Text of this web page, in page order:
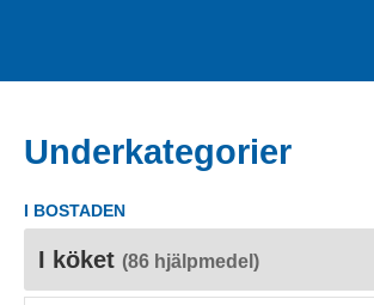
Underkategorier
I BOSTADEN
I köket (86 hjälpmedel)